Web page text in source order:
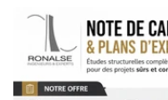
estimations : Devis
Estimation des
AutoCAD Robot
Offre de base – 25 000
simple : Calcul d'une
calcul PDF Délai : 1